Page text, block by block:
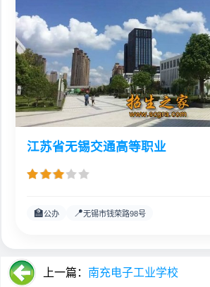
江苏省无锡交通高等职业
🏫公办 📍无锡市钱荣路98号
上一篇： 南充电子工业学校